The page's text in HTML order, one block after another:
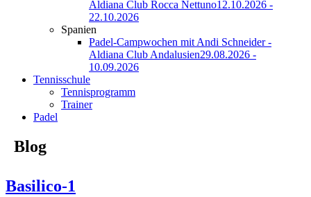
Aldiana Club Rocca Nettuno12.10.2026 -
22.10.2026
Spanien
Padel-Campwochen mit Andi Schneider -
Aldiana Club Andalusien29.08.2026 -
10.09.2026
Tennisschule
Tennisprogramm
Trainer
Padel
Blog
Basilico-1